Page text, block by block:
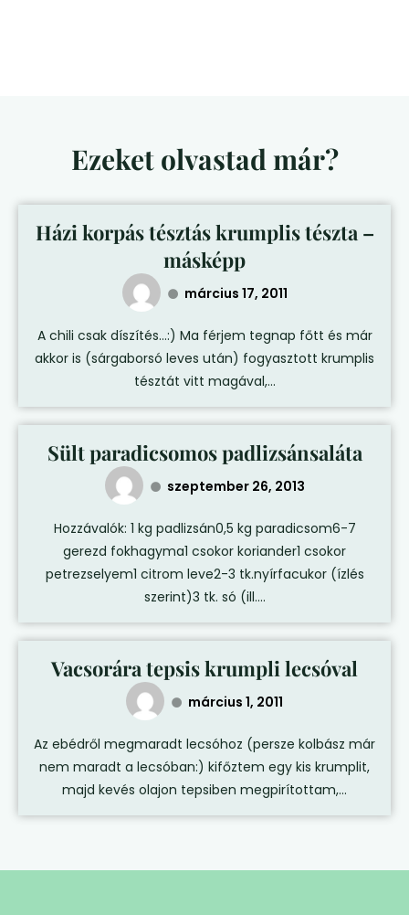
Ezeket olvastad már?
Házi korpás tésztás krumplis tészta –
másképp
március 17, 2011
A chili csak díszítés…:) Ma férjem tegnap főtt és már
akkor is (sárgaborsó leves után) fogyasztott krumplis
tésztát vitt magával,...
Sült paradicsomos padlizsánsaláta
szeptember 26, 2013
Hozzávalók: 1 kg padlizsán0,5 kg paradicsom6-7
gerezd fokhagyma1 csokor koriander1 csokor
petrezselyem1 citrom leve2-3 tk.nyírfacukor (ízlés
szerint)3 tk. só (ill....
Vacsorára tepsis krumpli lecsóval
március 1, 2011
Az ebédről megmaradt lecsóhoz (persze kolbász már
nem maradt a lecsóban:) kifőztem egy kis krumplit,
majd kevés olajon tepsiben megpirítottam,...